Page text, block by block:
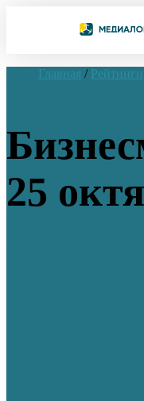
Главная / Рейтинги
25